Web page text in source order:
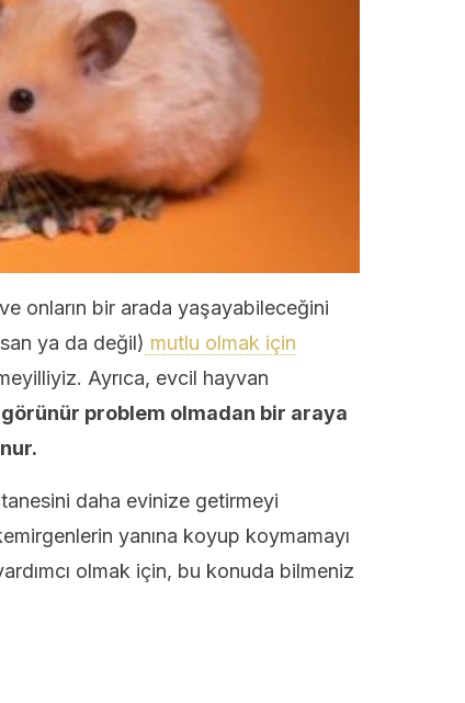
onların bir arada yaşayabileceğini
ya da değil) mutlu olmak için
Ayrıca, evcil hayvan
problem olmadan bir araya
daha evinize getirmeyi
yanına koyup koymamayı
olmak için, bu konuda bilmeniz